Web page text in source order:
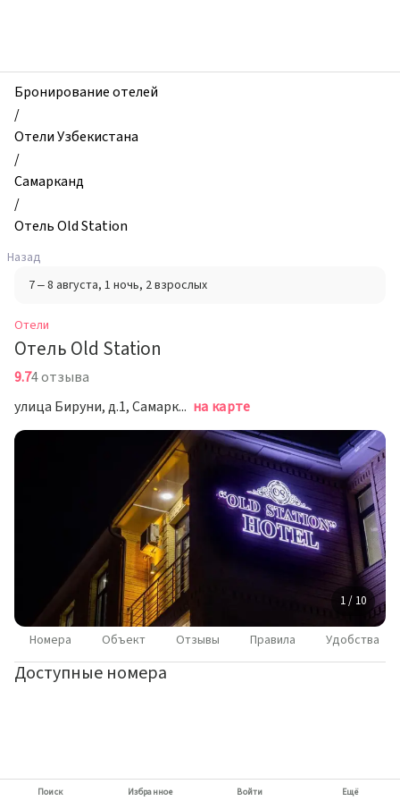
Отель
Old
Station,
Самарканд,
Узбекистан
Бронирование отелей
/
Отели Узбекистана
/
Самарканд
/
Отель Old Station
Назад
7 – 8 августа, 1 ночь, 2 взрослых
Отели
Отель Old Station
9.74 отзыва
улица Бируни, д.1, Самарканд на карте
1 / 10
Номера Объект Отзывы Правила Удобства
Доступные номера
Поиск Избранное Войти Ещё